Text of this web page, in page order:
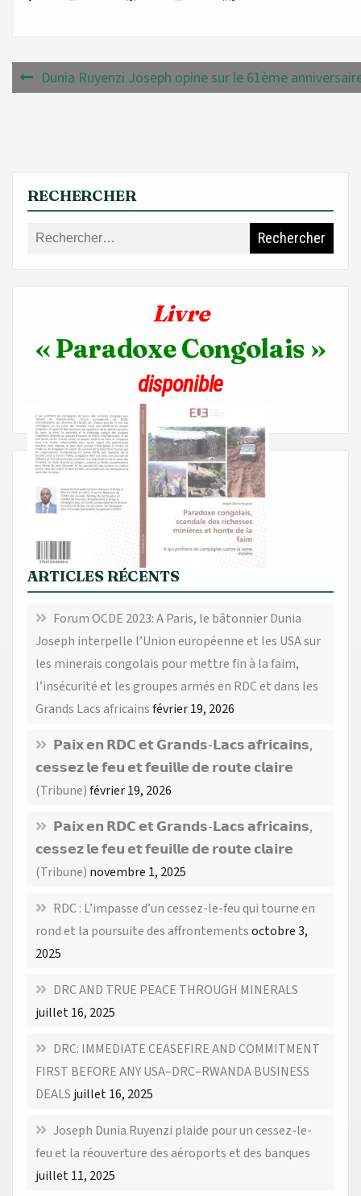
Navigation
Dunia Ruyenzi Joseph opine sur le 61ème
RECHERCHER
Rechercher :
Livre
« Paradoxe Congolais »
disponible
ARTICLES RÉCENTS
Forum OCDE 2023: A Paris, le bâtonnier Dunia
Joseph interpelle l’Union européenne et les USA sur
les minerais congolais pour mettre fin à la faim,
l’insécurité et les groupes armés en RDC et dans les
Grands Lacs africainsfévrier 19, 2026
𝗣𝗮𝗶𝘅 𝗲𝗻 𝗥𝗗𝗖 𝗲𝘁 𝗚𝗿𝗮𝗻𝗱𝘀-𝗟𝗮𝗰𝘀 𝗮𝗳𝗿𝗶𝗰𝗮𝗶𝗻𝘀,
𝗰𝗲𝘀𝘀𝗲𝘇 𝗹𝗲 𝗳𝗲𝘂 𝗲𝘁 𝗳𝗲𝘂𝗶𝗹𝗹𝗲 𝗱𝗲 𝗿𝗼𝘂𝘁𝗲 𝗰𝗹𝗮𝗶𝗿𝗲
(Tribune)février 19, 2026
𝗣𝗮𝗶𝘅 𝗲𝗻 𝗥𝗗𝗖 𝗲𝘁 𝗚𝗿𝗮𝗻𝗱𝘀-𝗟𝗮𝗰𝘀 𝗮𝗳𝗿𝗶𝗰𝗮𝗶𝗻𝘀,
𝗰𝗲𝘀𝘀𝗲𝘇 𝗹𝗲 𝗳𝗲𝘂 𝗲𝘁 𝗳𝗲𝘂𝗶𝗹𝗹𝗲 𝗱𝗲 𝗿𝗼𝘂𝘁𝗲 𝗰𝗹𝗮𝗶𝗿𝗲
(Tribune) novembre 1, 2025
RDC : L’impasse d’un cessez-le-feu qui tourne en
rond et la poursuite des affrontementsoctobre 3,
2025
DRC AND TRUE PEACE THROUGH MINERALS
juillet 16, 2025
DRC: IMMEDIATE CEASEFIRE AND COMMITMENT
FIRST BEFORE ANY USA–DRC–RWANDA BUSINESS
DEALS juillet 16, 2025
Joseph Dunia Ruyenzi plaide pour un cessez-le-
feu et la réouverture des aéroports et des banques
juillet 11, 2025